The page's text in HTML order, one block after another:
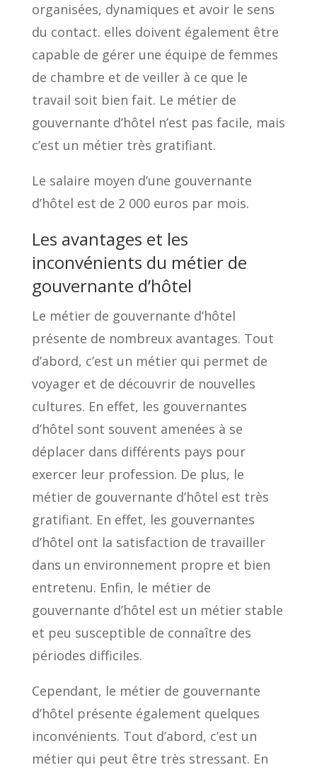
organisées, dynamiques et avoir le sens
du contact. elles doivent également être
capable de gérer une équipe de femmes
de chambre et de veiller à ce que le
travail soit bien fait. Le métier de
gouvernante d’hôtel n’est pas facile, mais
c’est un métier très gratifiant.
Le salaire moyen d’une gouvernante
d’hôtel est de 2 000 euros par mois.
Les avantages et les
inconvénients du métier de
gouvernante d’hôtel
Le métier de gouvernante d’hôtel
présente de nombreux avantages. Tout
d’abord, c’est un métier qui permet de
voyager et de découvrir de nouvelles
cultures. En effet, les gouvernantes
d’hôtel sont souvent amenées à se
déplacer dans différents pays pour
exercer leur profession. De plus, le
métier de gouvernante d’hôtel est très
gratifiant. En effet, les gouvernantes
d’hôtel ont la satisfaction de travailler
dans un environnement propre et bien
entretenu. Enfin, le métier de
gouvernante d’hôtel est un métier stable
et peu susceptible de connaître des
périodes difficiles.
Cependant, le métier de gouvernante
d’hôtel présente également quelques
inconvénients. Tout d’abord, c’est un
métier qui peut être très stressant. En